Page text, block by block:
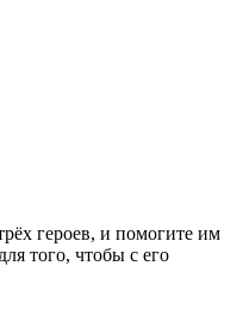
героев, и помогите им
того, чтобы с его